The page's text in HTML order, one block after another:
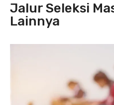
Jalur Seleksi
Lainnya